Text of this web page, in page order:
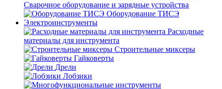
Сварочное оборудование и зарядные устройства
Оборудование ТИСЭ
Электроинструменты
Расходные
материалы для инструмента
Строительные миксеры
Гайковерты
Дрели
Лобзики